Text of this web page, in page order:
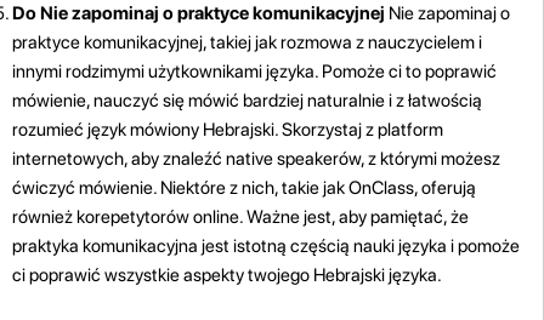
Do Nie zapominaj o praktyce komunikacyjnej Nie zapominaj o
praktyce komunikacyjnej, takiej jak rozmowa z nauczycielem i
innymi rodzimymi użytkownikami języka. Pomoże ci to poprawić
mówienie, nauczyć się mówić bardziej naturalnie i z łatwością
rozumieć język mówiony Hebrajski. Skorzystaj z platform
internetowych, aby znaleźć native speakerów, z którymi możesz
ćwiczyć mówienie. Niektóre z nich, takie jak OnClass, oferują
również korepetytorów online. Ważne jest, aby pamiętać, że
praktyka komunikacyjna jest istotną częścią nauki języka i pomoże
ci poprawić wszystkie aspekty twojego Hebrajski języka.